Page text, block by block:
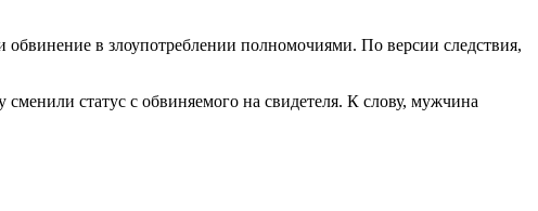
в злоупотреблении полномочиями. По версии следствия,
статус с обвиняемого на свидетеля. К слову, мужчина